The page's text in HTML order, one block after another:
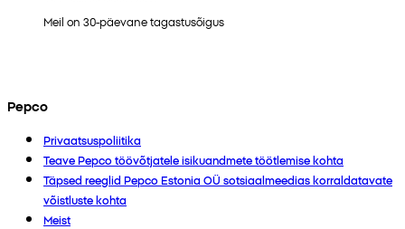
Meil on 30-päevane tagastusõigus
Pepco
Privaatsuspoliitika
Teave Pepco töövõtjatele isikuandmete töötlemise kohta
Täpsed reeglid Pepco Estonia OÜ sotsiaalmeedias korraldatavate
võistluste kohta
Meist